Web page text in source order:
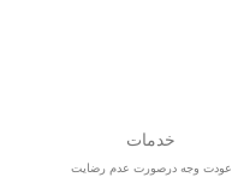
خدمات
عودت وجه درصورت عدم رضایت